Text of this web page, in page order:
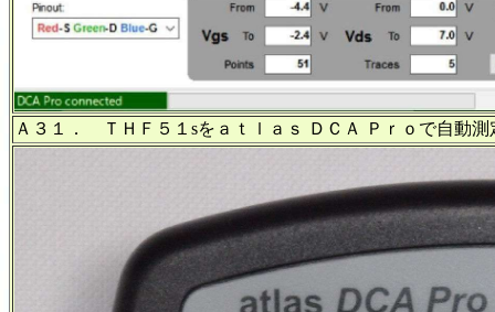
Ａ３１． ＴＨＦ５１sをａｔｌａｓ ＤＣＡ Ｐｒｏで自動測